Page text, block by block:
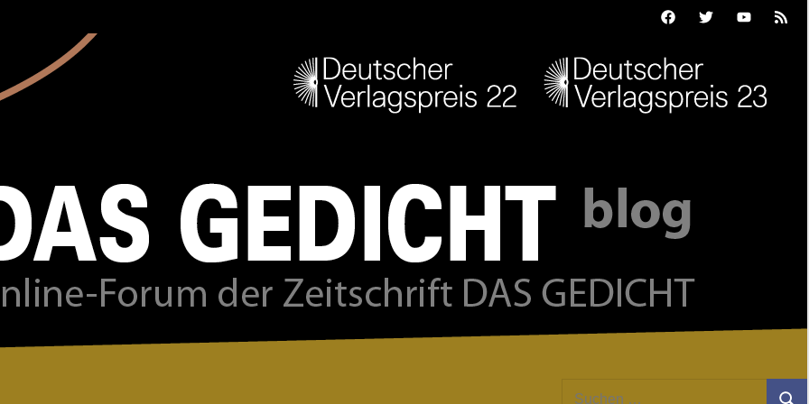
FacebookTwitterYoutubeFeed
Suchen